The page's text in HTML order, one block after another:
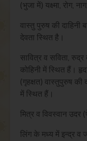
(भुजा में) यक्ष्मा, रोग,
वास्तु पुरुष की दाहिनी
देवता स्थित है।
सावित्र व सविता, रुद्र
कोहिनी में स्थित हैं।
(गृहक्षत) वास्तुपुरुष की
में स्थित हैं।
मित्र व विवस्वान उदर
लिंग के मध्य में इन्द्र व